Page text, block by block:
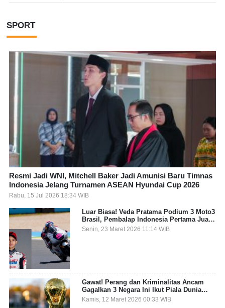
SPORT
Resmi Jadi WNI, Mitchell Baker Jadi Amunisi Baru Timnas
Indonesia Jelang Turnamen ASEAN Hyundai Cup 2026
Rabu, 15 Jul 2026 18:34 WIB
Luar Biasa! Veda Pratama Podium 3 Moto3
Brasil, Pembalap Indonesia Pertama Juara
Grand Prix
Senin, 23 Maret 2026 11:14 WIB
Gawat! Perang dan Kriminalitas Ancam
Gagalkan 3 Negara Ini Ikut Piala Dunia
2026
Kamis, 12 Maret 2026 00:33 WIB